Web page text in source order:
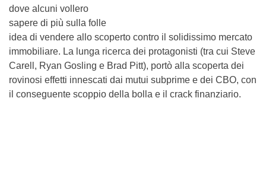
dove alcuni vollero
sapere di più sulla folle
idea di vendere allo scoperto contro il solidissimo mercato
immobiliare. La lunga ricerca dei protagonisti (tra cui Steve
Carell, Ryan Gosling e Brad Pitt), portò alla scoperta dei
rovinosi effetti innescati dai mutui subprime e dei CBO, con
il conseguente scoppio della bolla e il crack finanziario.